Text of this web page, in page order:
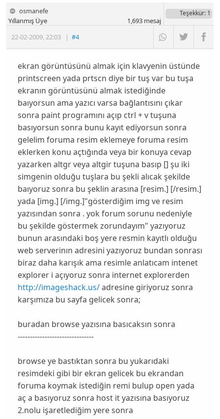
osmanefe
22-02-2009,22:03 |#4
Yıllanmış Üye
Teşekkür: 1
1,693mesaj
ekran görüntüsünü almak için klavyenin üstünde
printscreen yada prtscn diye bir tuş var bu tuşa
ekranın görüntüsünü almak istediğinde
baıyorsun ama yazıcı varsa bağlantısını çıkar
sonra paint programını açıp ctrl + v tuşuna
basıyorsun sonra bunu kayıt ediyorsun sonra
gelelim foruma resim eklemeye foruma resim
eklerken konu açtığında veya bir konuya cevap
yazarken altgr veya altgir tuşuna basıp [] şu iki
simgenin olduğu tuşlara bu şekli alıcak şekilde
baıyoruz sonra bu şeklin arasına [resim.] [/resim.]
yada [img.] [/img.]"gösterdiğim img ve resim
yazısından sonra . yok forum sorunu nedeniyle
bu şekilde göstermek zorundayım" yazıyoruz
bunun arasındaki boş yere resmin kayıtlı olduğu
web serverinın adresini yazıyoruz bundan sonrası
biraz daha karışık ama resimle anlatıcam intenet
explorer i açıyoruz sonra internet explorerden
http://imageshack.us/adresine giriyoruz sonra
karşımıza bu sayfa gelicek sonra;
buradan browse yazısına basıcaksın sonra
-------------------------------
browse ye bastıktan sonra bu yukarıdaki
resimdeki gibi bir ekran gelicek bu ekrandan
foruma koymak istediğin remi bulup open yada
aç a basıyoruz sonra host it yazısına basıyoruz
2.nolu işaretlediğim yere sonra